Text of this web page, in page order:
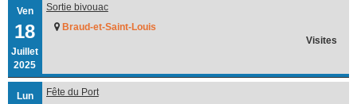
Ven
18
Juillet
2025
Sortie bivouac
Braud-et-Saint-Louis
Visites
Lun
Fête du Port